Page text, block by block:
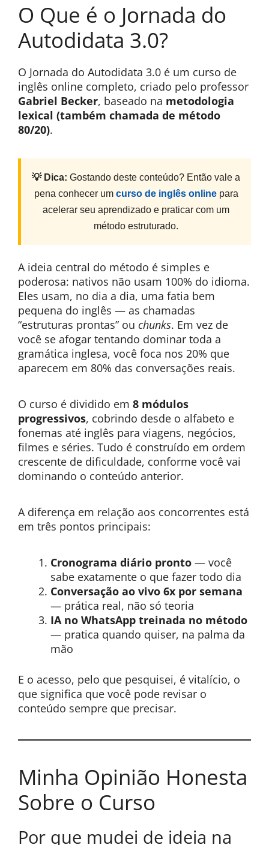
O Que é o Jornada do
Autodidata 3.0?
O Jornada do Autodidata 3.0 é um curso de
inglês online completo, criado pelo professor
Gabriel Becker, baseado na metodologia
lexical (também chamada de método
80/20).
💡 Dica: Gostando deste conteúdo? Então vale a
pena conhecer um curso de inglês onlinepara
acelerar seu aprendizado e praticar com um
método estruturado.
A ideia central do método é simples e
poderosa: nativos não usam 100% do idioma.
Eles usam, no dia a dia, uma fatia bem
pequena do inglês — as chamadas
“estruturas prontas” ou chunks. Em vez de
você se afogar tentando dominar toda a
gramática inglesa, você foca nos 20% que
aparecem em 80% das conversações reais.
O curso é dividido em 8 módulos
progressivos, cobrindo desde o alfabeto e
fonemas até inglês para viagens, negócios,
filmes e séries. Tudo é construído em ordem
crescente de dificuldade, conforme você vai
dominando o conteúdo anterior.
A diferença em relação aos concorrentes está
em três pontos principais:
Cronograma diário pronto — você
sabe exatamente o que fazer todo dia
Conversação ao vivo 6x por semana
— prática real, não só teoria
IA no WhatsApp treinada no método
— pratica quando quiser, na palma da
mão
E o acesso, pelo que pesquisei, é vitalício, o
que significa que você pode revisar o
conteúdo sempre que precisar.
Minha Opinião Honesta
Sobre o Curso
Por que mudei de ideia na